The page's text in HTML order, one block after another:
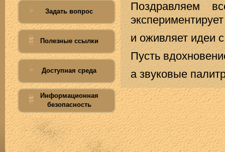
Задать вопрос
Полезные ссылки
Доступная среда
Информационная
безопасность
Поздравляем
и оживляет идеи
Пусть
а звуковые